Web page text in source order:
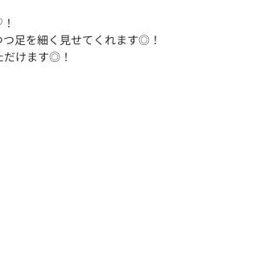
足を細く見せてくれます◎！
だけます◎！